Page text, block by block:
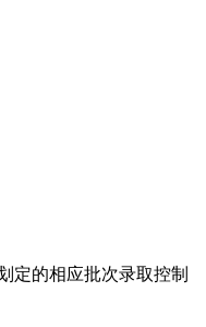
定的相应批次录取控制